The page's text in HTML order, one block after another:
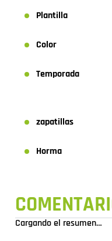
Plantilla
Color
Temporada
zapatillas
Horma
Cargando el resumen…